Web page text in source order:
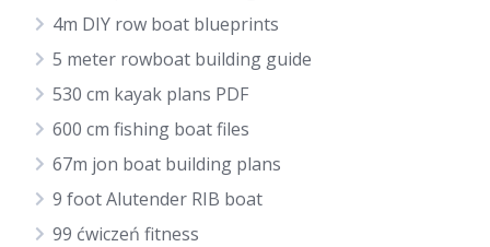
4m DIY row boat blueprints
5 meter rowboat building guide
530 cm kayak plans PDF
600 cm fishing boat files
67m jon boat building plans
9 foot Alutender RIB boat
99 ćwiczeń fitness